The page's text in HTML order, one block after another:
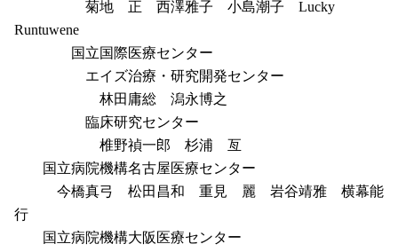
菊地 正 西澤雅子 小島潮子 Lucky
Runtuwene
国立国際医療センター
エイズ治療・研究開発センター
林田庸総 潟永博之
臨床研究センター
椎野禎一郎 杉浦 亙
国立病院機構名古屋医療センター
今橋真弓 松田昌和 重見 麗 岩谷靖雅 横幕能
行
国立病院機構大阪医療センター